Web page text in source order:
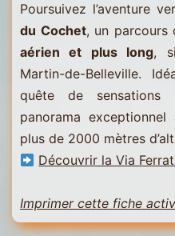
Poursuivez l’aventure
du Cochet, un parcours
aérien et plus long,
Martin-de-Belleville.
quête de sensations
panorama
plus de 2000 mètres
Découvrir la Via
Imprimer cette fiche